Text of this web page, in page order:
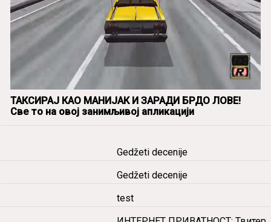
ТАКСИРАЈ КАО МАНИЈАК И ЗАРАДИ БРДО ЛОВЕ!
Све то на овој занимљивој апликацији
Gedžeti decenije